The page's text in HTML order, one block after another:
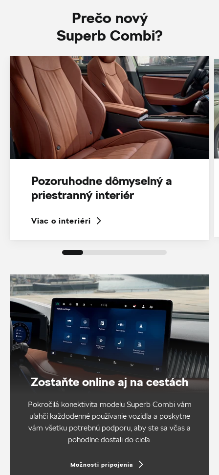
Prečo nový
Superb Combi?
Pozoruhodne dômyselný a
priestranný interiér
Viac o interiéri
Zostaňte online aj na cestách
Pokročilá konektivita modelu Superb Combi vám
uľahčí každodenné používanie vozidla a poskytne
vám všetku potrebnú podporu, aby ste sa včas a
pohodlne dostali do cieľa.
Možnosti pripojenia